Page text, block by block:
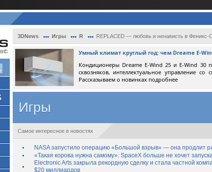
3DNews Игры R REPLACED — любовь и ненависть в Феникс-
Умный климат круглый год: чем Dreame E-
Кондиционеры Dreame E-Wind 25 и E-Wind 30
сквозняков, интеллектуальное управление
Рассказываем о новинках подробнее
Игры
Самое интересное в новостях
NASA запустило операцию «Большой взрыв» — она продлит
«Такая корова нужна самому»: SpaceX больше не хочет
Electronic Arts закрыла рекордную сделку и стала частной
$20 миллиардов